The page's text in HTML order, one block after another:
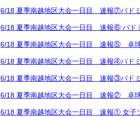
6/18 夏季南越地区大会一日目 速報⑦バド
6/18 夏季南越地区大会一日目 速報⑥ バド
6/18 夏季南越地区大会一日目 速報⑤ 卓
6/18 夏季南越地区大会一日目 速報④バド
6/18 夏季南越地区大会一日目 速報③バド
6/18 夏季南越地区大会一日目 速報② 卓
6/18 夏季南越地区大会一日目 速報① 女子